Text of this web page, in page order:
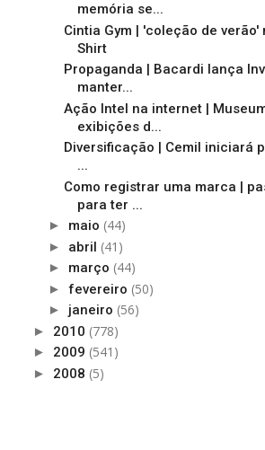
memória se...
Cintia Gym | 'coleção de verão'
Shirt
Propaganda | Bacardi lança
manter...
Ação Intel na internet |
exibições d...
Diversificação | Cemil iniciará
...
Como registrar uma marca |
para ter ...
► maio (44)
► abril (41)
► março (44)
► fevereiro (50)
► janeiro (56)
► 2010 (778)
► 2009 (541)
► 2008 (5)